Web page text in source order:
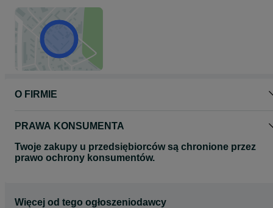
O FIRMIE
PRAWA KONSUMENTA
Twoje zakupy u przedsiębiorców są chronione przez
prawo ochrony konsumentów.
Więcej od tego ogłoszeniodawcy